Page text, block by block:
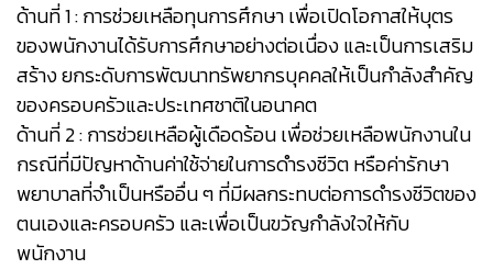
ด้านที่ 1 : การช่วยเหลือทุนการศึกษา เพื่อเปิดโอกาสให้บุตร
ของพนักงานได้รับการศึกษาอย่างต่อเนื่อง และเป็นการเสริม
สร้าง ยกระดับการพัฒนาทรัพยากรบุคคลให้เป็นกำลังสำคัญ
ของครอบครัวและประเทศชาติในอนาคต
ด้านที่ 2 : การช่วยเหลือผู้เดือดร้อน เพื่อช่วยเหลือพนักงานใน
กรณีที่มีปัญหาด้านค่าใช้จ่ายในการดำรงชีวิต หรือค่ารักษา
พยาบาลที่จำเป็นหรืออื่น ๆ ที่มีผลกระทบต่อการดำรงชีวิตของ
ตนเองและครอบครัว และเพื่อเป็นขวัญกำลังใจให้กับ
พนักงาน